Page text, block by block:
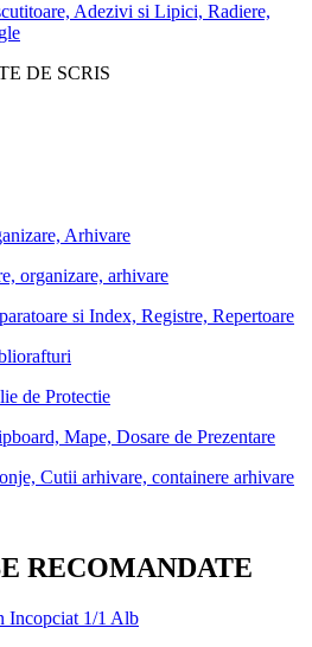
Adezivi si Lipici, Radiere,
DE SCRIS
Arhivare
organizare, arhivare
si Index, Registre, Repertoare
de Protectie
Mape, Dosare de Prezentare
Cutii arhivare, containere arhivare
RECOMANDATE